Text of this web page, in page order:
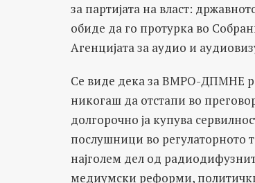
за партијата на власт:
обиде да го протурка во
Агенцијата за аудио и
Се виде дека за ВМРО-ДПМНЕ
никогаш да отстапи во
долгорочно ја купува
послушници во регулаторното
најголем дел од
медиумски реформи,